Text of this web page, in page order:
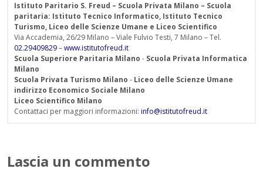
Istituto Paritario S. Freud – Scuola Privata Milano – Scuola
paritaria: Istituto Tecnico Informatico, Istituto Tecnico
Turismo, Liceo delle Scienze Umane e Liceo Scientifico
Via Accademia, 26/29 Milano – Viale Fulvio Testi, 7 Milano – Tel.
02.29409829–www.istitutofreud.it
Scuola Superiore Paritaria Milano - Scuola Privata Informatica
Milano
Scuola Privata Turismo Milano - Liceo delle Scienze Umane
indirizzo Economico Sociale Milano
Liceo Scientifico Milano
Contattaci per maggiori informazioni: info@istitutofreud.it
Lascia un commento